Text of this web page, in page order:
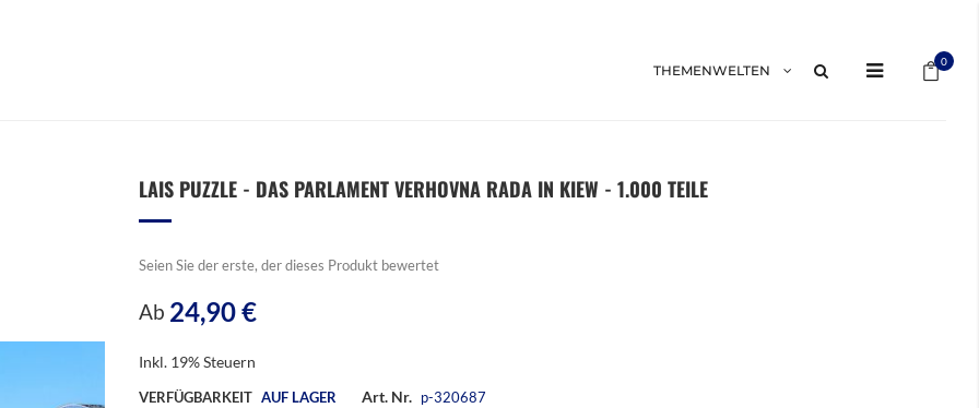
0
THEMENWELTEN
LAIS PUZZLE - DAS PARLAMENT VERHOVNA RADA IN KIEW - 1.000 TEILE
Seien Sie der erste, der dieses Produkt bewertet
Ab 24,90 €
Inkl. 19% Steuern
VERFÜGBARKEIT AUF LAGER Art. Nr. p-320687